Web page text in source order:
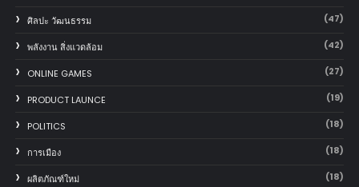
ศิลปะ วัฒนธรรม (47)
พลังงาน สิ่งแวดล้อม (42)
ONLINE GAMES (27)
PRODUCT LAUNCE (19)
POLITICS (18)
การเมือง (18)
ผลิตภัณฑ์ใหม่ (18)